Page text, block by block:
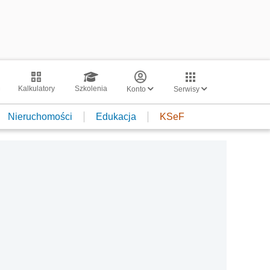
Kalkulatory Szkolenia Konto Serwisy
Nieruchomości Edukacja KSeF